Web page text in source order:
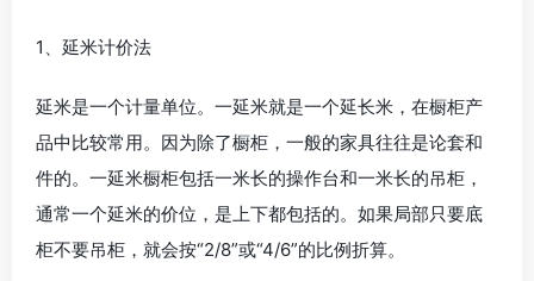
1、延米计价法
延米是一个计量单位。一延米就是一个延长米，在橱柜产
品中比较常用。因为除了橱柜，一般的家具往往是论套和
件的。一延米橱柜包括一米长的操作台和一米长的吊柜，
通常一个延米的价位，是上下都包括的。如果局部只要底
柜不要吊柜，就会按“2/8”或“4/6”的比例折算。